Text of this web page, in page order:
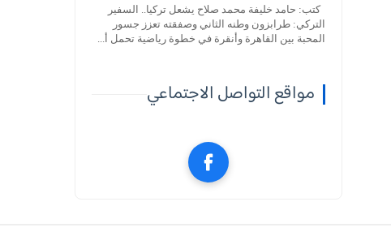
كتب: حامد خليفة محمد صلاح يشعل تركيا.. السفير
التركي: طرابزون وطنه الثاني وصفقته تعزز جسور
المحبة بين القاهرة وأنقرة في خطوة رياضية تحمل أ...
مواقع التواصل الاجتماعي